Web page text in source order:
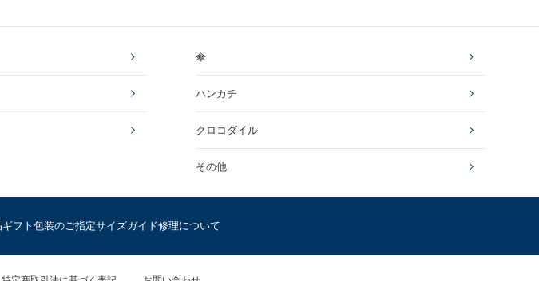
傘
ハンカチ
クロコダイル
その他
ギフト包装のご指定サイズガイド修理について